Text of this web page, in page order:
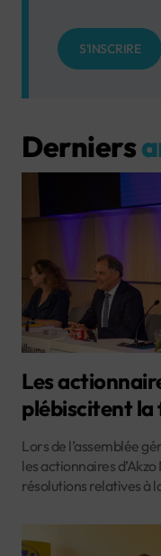
S'INSCRIRE
Derniers
Les
plébiscitent la
Lors de l’assemblée
les actionnaires
résolutions relatives à